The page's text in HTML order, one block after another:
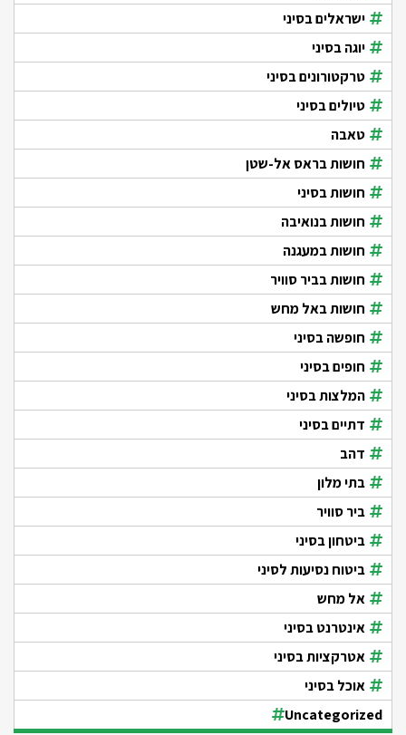
ישראלים בסיני
יוגה בסיני
טרקטורונים בסיני
טיולים בסיני
טאבה
חושות בראס אל-שטן
חושות בסיני
חושות בנואיבה
חושות במעגנה
חושות בביר סוויר
חושות באל מחש
חופשה בסיני
חופים בסיני
המלצות בסיני
דתיים בסיני
דהב
בתי מלון
ביר סוויר
ביטחון בסיני
ביטוח נסיעות לסיני
אל מחש
אינטרנט בסיני
אטרקציות בסיני
אוכל בסיני
Uncategorized